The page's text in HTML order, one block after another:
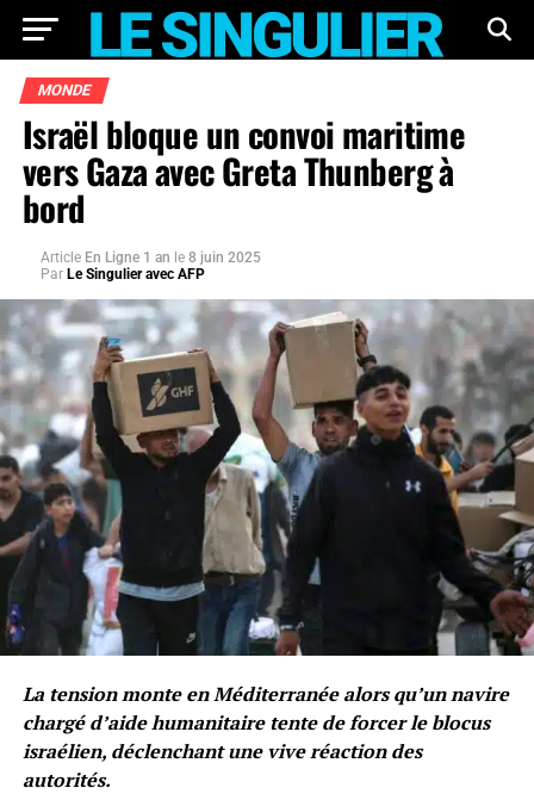
MONDE
Israël bloque un convoi maritime
vers Gaza avec Greta Thunberg à
bord
Article En Ligne 1 an le 8 juin 2025
Par Le Singulier avec AFP
La tension monte en Méditerranée alors qu’un navire
chargé d’aide humanitaire tente de forcer le blocus
israélien, déclenchant une vive réaction des
autorités.